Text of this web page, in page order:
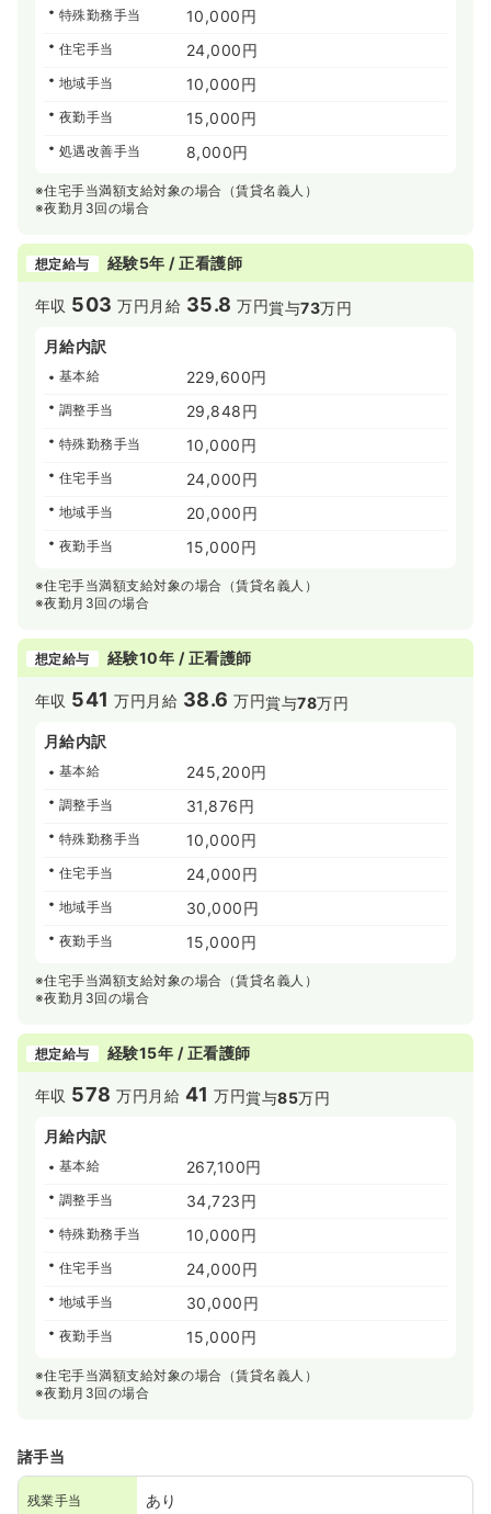
特殊勤務手当 10,000円
住宅手当 24,000円
地域手当 10,000円
夜勤手当 15,000円
処遇改善手当 8,000円
※住宅手当満額支給対象の場合（賃貸名義人）
※夜勤月3回の場合
想定給与 経験5年 / 正看護師
年収 503 万円 月給 35.8 万円賞与73万円
月給内訳
基本給 229,600円
調整手当 29,848円
特殊勤務手当 10,000円
住宅手当 24,000円
地域手当 20,000円
夜勤手当 15,000円
※住宅手当満額支給対象の場合（賃貸名義人）
※夜勤月3回の場合
想定給与 経験10年 / 正看護師
年収 541 万円 月給 38.6 万円賞与78万円
月給内訳
基本給 245,200円
調整手当 31,876円
特殊勤務手当 10,000円
住宅手当 24,000円
地域手当 30,000円
夜勤手当 15,000円
※住宅手当満額支給対象の場合（賃貸名義人）
※夜勤月3回の場合
想定給与 経験15年 / 正看護師
年収 578 万円 月給 41 万円賞与85万円
月給内訳
基本給 267,100円
調整手当 34,723円
特殊勤務手当 10,000円
住宅手当 24,000円
地域手当 30,000円
夜勤手当 15,000円
※住宅手当満額支給対象の場合（賃貸名義人）
※夜勤月3回の場合
諸手当
残業手当 あり